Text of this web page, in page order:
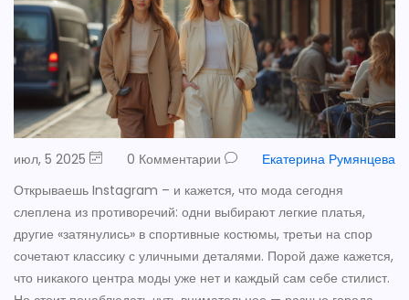
июл, 5 2025 0 Комментарии
Екатерина Румянцева
Открываешь Instagram – и кажется, что мода сегодня
слеплена из противоречий: одни выбирают легкие платья,
другие «затянулись» в спортивные костюмы, третьи на спор
сочетают классику с уличными деталями. Порой даже кажется,
что никакого центра моды уже нет и каждый сам себе стилист.